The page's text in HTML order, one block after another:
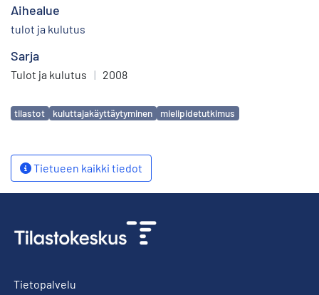
Aihealue
tulot ja kulutus
Sarja
Tulot ja kulutus | 2008
Avainsanat
tilastot kuluttajakäyttäytyminen mielipidetutkimus
Tietueen kaikki tiedot
Tietopalvelu